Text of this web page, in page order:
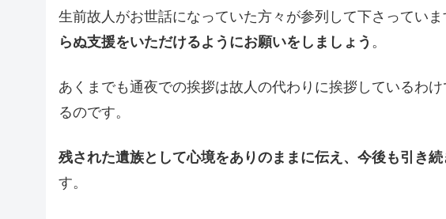
生前故人がお世話になっていた方々が参列して下さってい
らぬ支援をいただけるようにお願いをしましょう 。
あくまでも通夜での挨拶は故人の代わりに挨拶しているわ
るのです。
残された遺族として心境をありのままに伝え、今後も引き
す。